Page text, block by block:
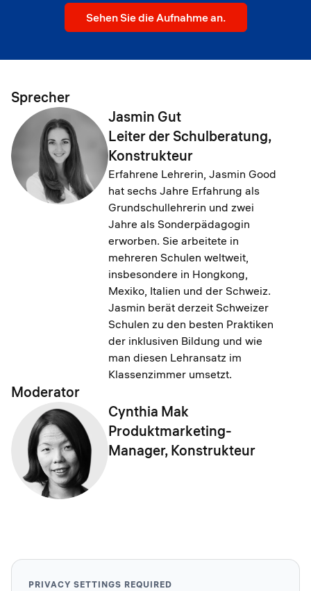
Sehen Sie die Aufnahme an.
Sprecher
Jasmin Gut
Leiter der Schulberatung,
Konstrukteur
Erfahrene Lehrerin, Jasmin Good
hat sechs Jahre Erfahrung als
Grundschullehrerin und zwei
Jahre als Sonderpädagogin
erworben. Sie arbeitete in
mehreren Schulen weltweit,
insbesondere in Hongkong,
Mexiko, Italien und der Schweiz.
Jasmin berät derzeit Schweizer
Schulen zu den besten Praktiken
der inklusiven Bildung und wie
man diesen Lehransatz im
Klassenzimmer umsetzt.
Moderator
Cynthia Mak
Produktmarketing-
Manager, Konstrukteur
PRIVACY SETTINGS REQUIRED